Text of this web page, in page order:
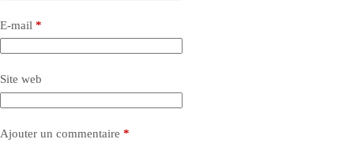
E-mail *
Site web
Ajouter un commentaire *